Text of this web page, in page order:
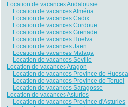
Location de vacances Andalousie
Location de vacances Alméria
Location de vacances Cadix
Location de vacances Cordoue
Location de vacances Grenade
Location de vacances Huelva
Location de vacances Jaen
Location de vacances Malaga
Location de vacances Séville
Location de vacances Aragon
Location de vacances Province de Huesca
Location de vacances Province de Teruel
Location de vacances Saragosse
Location de vacances Asturies
Location de vacances Province d'Asturies